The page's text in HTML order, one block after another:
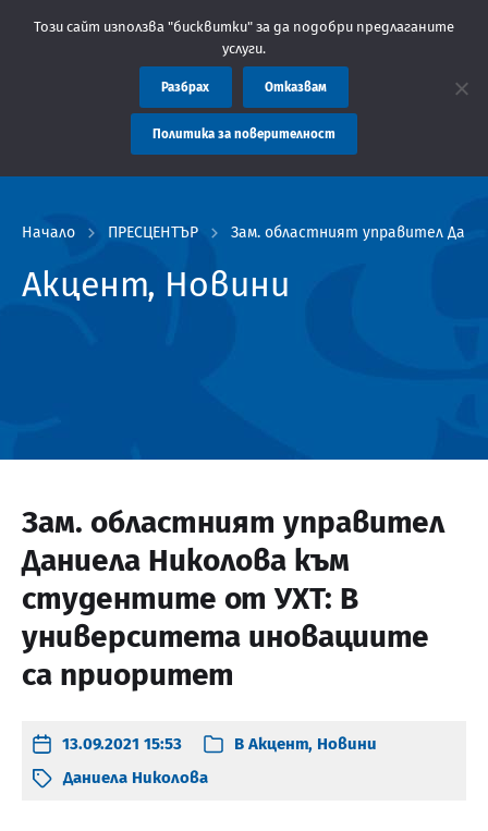
Областна администрация Пловдив препоръчва заплащането
Начало ПРЕСЦЕНТЪР Зам. областният управител
Акцент, Новини
Зам. областният управител
Даниела Николова към
студентите от УХТ: В
университета иновациите
са приоритет
13.09.2021 15:53 В Акцент, Новини
Даниела Николова
Този сайт използва "бисквитки" за да подобри предлаганите
услуги.
Разбрах Отказвам
Политика за поверителност